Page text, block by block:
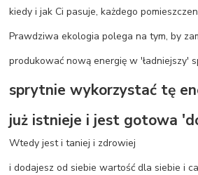
kiedy i jak Ci pasuje, każdego
Prawdziwa ekologia polega na tym, by
produkować nową energię w 'ładniejszy'
sprytnie wykorzystać tę
już istnieje i jest gotowa
Wtedy jest i taniej i zdrowiej
i dodajesz od siebie wartość dla siebie i